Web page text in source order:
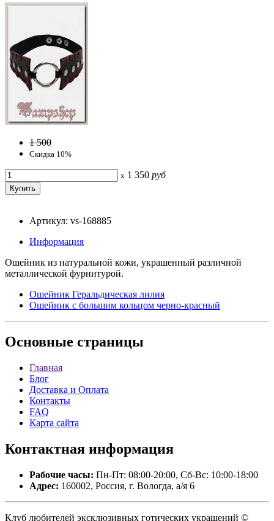
1 500
Скидка 10%
x 1 350 руб
Артикул: vs-168885
Информация
Ошейник из натуральной кожи, украшенный различной
металлической фурнитурой.
Ошейник Геральдическая лилия
Ошейник с большим кольцом черно-красный
Основные страницы
Главная
Блог
Доставка и Оплата
Контакты
FAQ
Карта сайта
Контактная информация
Рабочие часы: Пн-Пт: 08:00-20:00, Сб-Вс: 10:00-18:00
Адрес: 160002, Россия, г. Вологда, а/я 6
Клуб любителей эксклюзивных готических украшений ©